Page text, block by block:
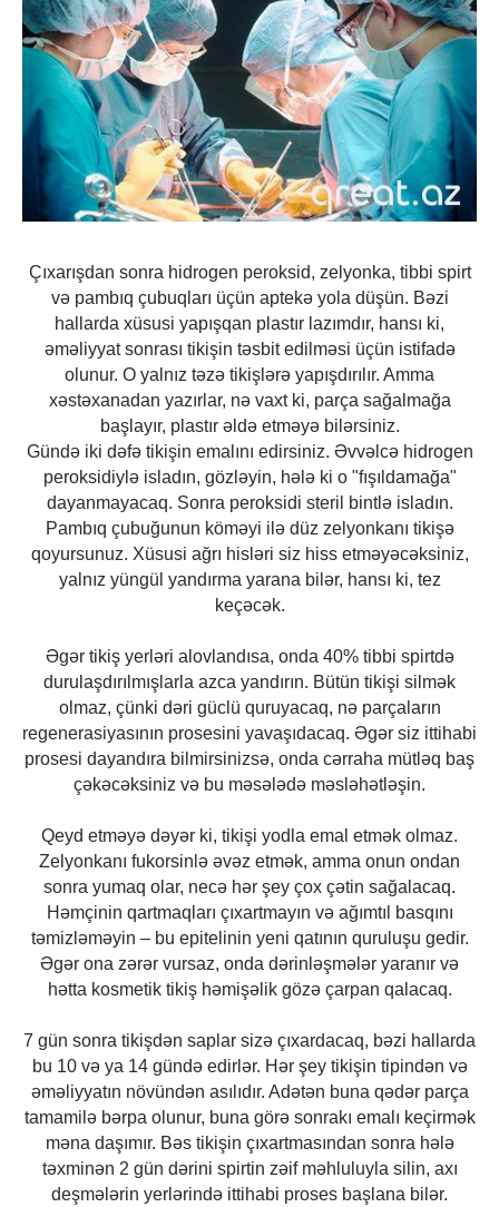
Çıxarışdan sonra hidrogen peroksid, zelyonka, tibbi spirt
və pambıq çubuqları üçün aptekə yola düşün. Bəzi
hallarda xüsusi yapışqan plastır lazımdır, hansı ki,
əməliyyat sonrası tikişin təsbit edilməsi üçün istifadə
olunur. O yalnız təzə tikişlərə yapışdırılır. Amma
xəstəxanadan yazırlar, nə vaxt ki, parça sağalmağa
başlayır, plastır əldə etməyə bilərsiniz.
Gündə iki dəfə tikişin emalını edirsiniz. Əvvəlcə hidrogen
peroksidiylə isladın, gözləyin, hələ ki o "fışıldamağa"
dayanmayacaq. Sonra peroksidi steril bintlə isladın.
Pambıq çubuğunun köməyi ilə düz zelyonkanı tikişə
qoyursunuz. Xüsusi ağrı hisləri siz hiss etməyəcəksiniz,
yalnız yüngül yandırma yarana bilər, hansı ki, tez
keçəcək.
Əgər tikiş yerləri alovlandısa, onda 40% tibbi spirtdə
durulaşdırılmışlarla azca yandırın. Bütün tikişi silmək
olmaz, çünki dəri güclü quruyacaq, nə parçaların
regenerasiyasının prosesini yavaşıdacaq. Əgər siz ittihabi
prosesi dayandıra bilmirsinizsə, onda cərraha mütləq baş
çəkəcəksiniz və bu məsələdə məsləhətləşin.
Qeyd etməyə dəyər ki, tikişi yodla emal etmək olmaz.
Zelyonkanı fukorsinlə əvəz etmək, amma onun ondan
sonra yumaq olar, necə hər şey çox çətin sağalacaq.
Həmçinin qartmaqları çıxartmayın və ağımtıl basqını
təmizləməyin – bu epitelinin yeni qatının quruluşu gedir.
Əgər ona zərər vursaz, onda dərinləşmələr yaranır və
hətta kosmetik tikiş həmişəlik gözə çarpan qalacaq.
7 gün sonra tikişdən saplar sizə çıxardacaq, bəzi hallarda
bu 10 və ya 14 gündə edirlər. Hər şey tikişin tipindən və
əməliyyatın növündən asılıdır. Adətən buna qədər parça
tamamilə bərpa olunur, buna görə sonrakı emalı keçirmək
məna daşımır. Bəs tikişin çıxartmasından sonra hələ
təxminən 2 gün dərini spirtin zəif məhluluyla silin, axı
deşmələrin yerlərində ittihabi proses başlana bilər.